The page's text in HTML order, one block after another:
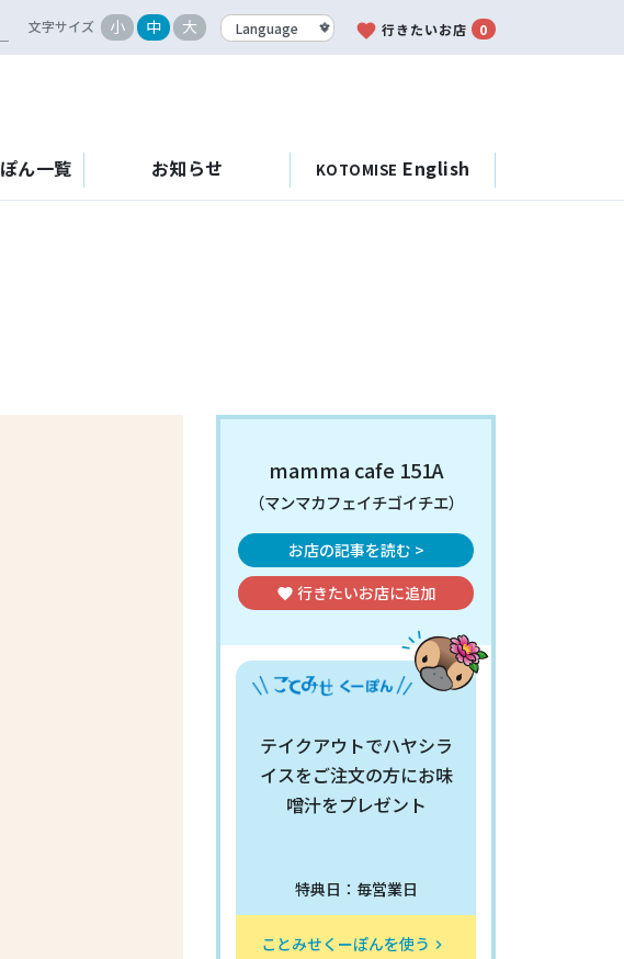
文字サイズ 小 中 大 favorite 行きたいお店 0
ん一覧 お知らせ KOTOMISE English
mamma cafe 151A
（マンマカフェイチゴイチエ）
お店の記事を読む >
favorite 行きたいお店に追加
テイクアウトでハヤシラ
イスをご注文の方にお味
噌汁をプレゼント
特典日：毎営業日
ことみせくーぽんを使う keyboard_arrow_right